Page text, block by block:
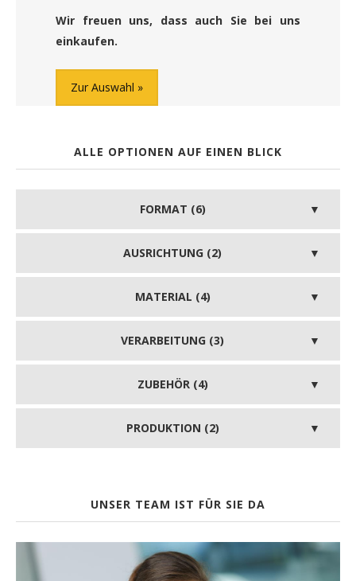
Wir freuen uns, dass auch Sie bei uns
einkaufen.
Zur Auswahl
ALLE OPTIONEN AUF EINEN BLICK
FORMAT (6)
AUSRICHTUNG (2)
MATERIAL (4)
VERARBEITUNG (3)
ZUBEHÖR (4)
PRODUKTION (2)
UNSER TEAM IST FÜR SIE DA